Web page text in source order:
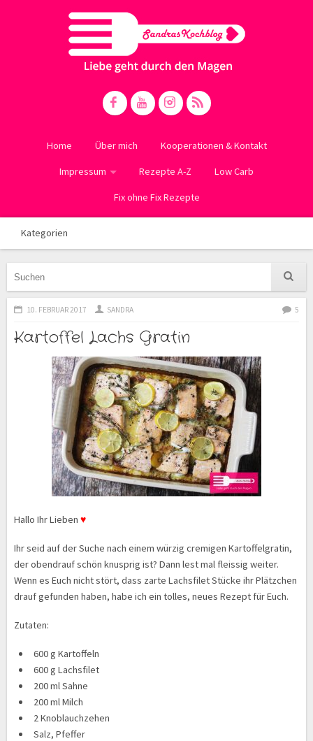
Home Über mich Kooperationen & Kontakt
Impressum Rezepte A-Z Low Carb
Fix ohne Fix Rezepte
Kategorien
10. FEBRUAR 2017 SANDRA 5
Kartoffel Lachs Gratin
Hallo Ihr Lieben ♥
Ihr seid auf der Suche nach einem würzig cremigen Kartoffelgratin,
der obendrauf schön knusprig ist? Dann lest mal fleissig weiter.
Wenn es Euch nicht stört, dass zarte Lachsfilet Stücke ihr Plätzchen
drauf gefunden haben, habe ich ein tolles, neues Rezept für Euch.
Zutaten:
600 g Kartoffeln
600 g Lachsfilet
200 ml Sahne
200 ml Milch
2 Knoblauchzehen
Salz, Pfeffer